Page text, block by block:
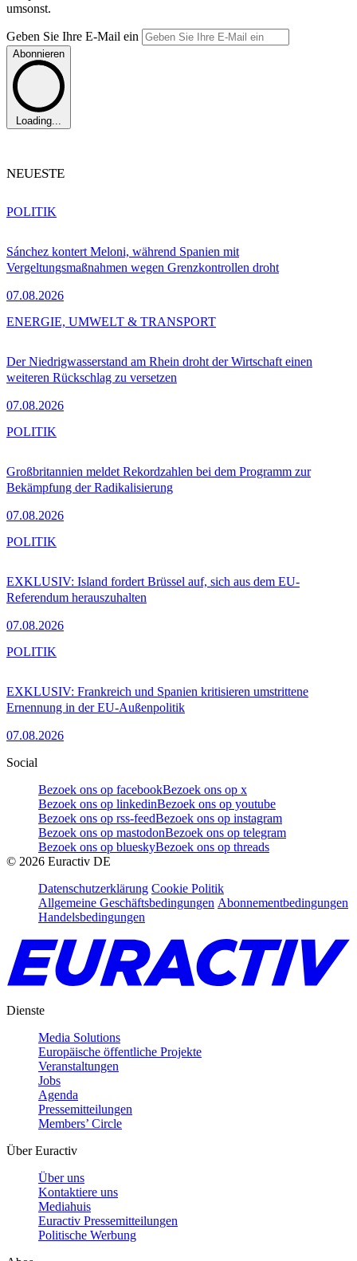
umsonst.
Geben Sie Ihre E-Mail ein
Abonnieren
Loading...
NEUESTE
Sánchez kontert Meloni, während Spanien mit
Vergeltungsmaßnahmen wegen Grenzkontrollen droht
07.08.2026
POLITIK
Der Niedrigwasserstand am Rhein droht der Wirtschaft einen
weiteren Rückschlag zu versetzen
07.08.2026
ENERGIE, UMWELT & TRANSPORT
Großbritannien meldet Rekordzahlen bei dem Programm zur
Bekämpfung der Radikalisierung
07.08.2026
POLITIK
EXKLUSIV: Island fordert Brüssel auf, sich aus dem EU-
Referendum herauszuhalten
07.08.2026
POLITIK
EXKLUSIV: Frankreich und Spanien kritisieren umstrittene
Ernennung in der EU-Außenpolitik
07.08.2026
POLITIK
Social
Bezoek ons op facebookBezoek ons op x
Bezoek ons op linkedinBezoek ons op youtube
Bezoek ons op rss-feedBezoek ons op instagram
Bezoek ons op mastodonBezoek ons op telegram
Bezoek ons op blueskyBezoek ons op threads
© 2026 Euractiv DE
Datenschutzerklärung Cookie Politik
Allgemeine Geschäftsbedingungen Abonnementbedingungen
Handelsbedingungen
Dienste
Media Solutions
Europäische öffentliche Projekte
Veranstaltungen
Jobs
Agenda
Pressemitteilungen
Members’ Circle
Über Euractiv
Über uns
Kontaktiere uns
Mediahuis
Euractiv Pressemitteilungen
Politische Werbung